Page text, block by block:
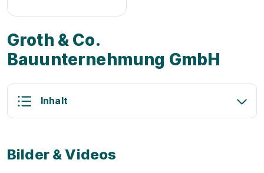
Groth & Co.
Bauunternehmung GmbH
Inhalt
Bilder & Videos